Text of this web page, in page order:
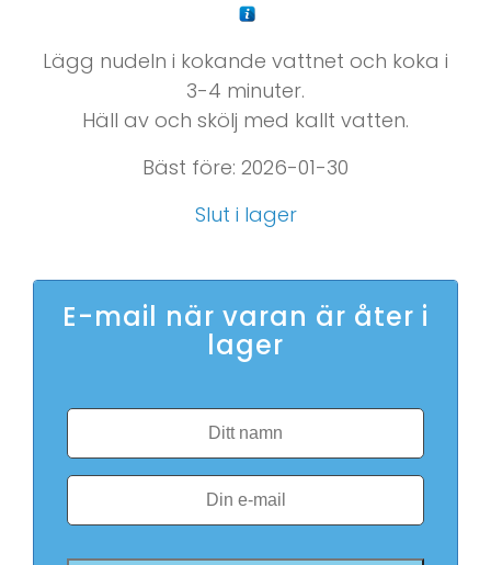
Lägg nudeln i kokande vattnet och koka i
3-4 minuter.
Häll av och skölj med kallt vatten.
Bäst före: 2026-01-30
Slut i lager
E-mail när varan är åter i
lager